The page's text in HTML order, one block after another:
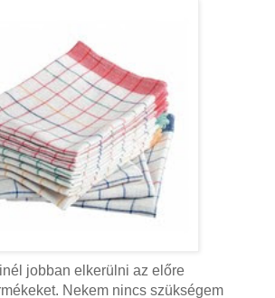
jobban elkerülni az előre
Nekem nincs szükségem